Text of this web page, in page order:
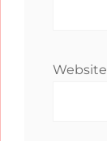
Website